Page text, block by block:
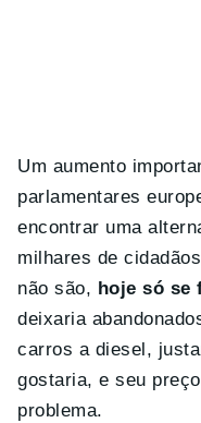
Um aumento
parlamentares
encontrar uma
milhares de
não são, hoje só se
deixaria
carros a diesel,
gostaria, e seu
problema.